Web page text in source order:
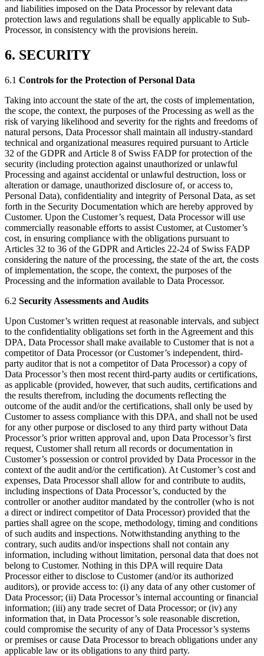
and liabilities imposed on the Data Processor by relevant data
protection laws and regulations shall be equally applicable to Sub-
Processor, in consistency with the provisions herein.
6. SECURITY
6.1 Controls for the Protection of Personal Data
Taking into account the state of the art, the costs of implementation,
the scope, the context, the purposes of the Processing as well as the
risk of varying likelihood and severity for the rights and freedoms of
natural persons, Data Processor shall maintain all industry-standard
technical and organizational measures required pursuant to Article
32 of the GDPR and Article 8 of Swiss FADP for protection of the
security (including protection against unauthorized or unlawful
Processing and against accidental or unlawful destruction, loss or
alteration or damage, unauthorized disclosure of, or access to,
Personal Data), confidentiality and integrity of Personal Data, as set
forth in the Security Documentation which are hereby approved by
Customer. Upon the Customer’s request, Data Processor will use
commercially reasonable efforts to assist Customer, at Customer’s
cost, in ensuring compliance with the obligations pursuant to
Articles 32 to 36 of the GDPR and Articles 22-24 of Swiss FADP
considering the nature of the processing, the state of the art, the costs
of implementation, the scope, the context, the purposes of the
Processing and the information available to Data Processor.
6.2 Security Assessments and Audits
Upon Customer’s written request at reasonable intervals, and subject
to the confidentiality obligations set forth in the Agreement and this
DPA, Data Processor shall make available to Customer that is not a
competitor of Data Processor (or Customer’s independent, third-
party auditor that is not a competitor of Data Processor) a copy of
Data Processor’s then most recent third-party audits or certifications,
as applicable (provided, however, that such audits, certifications and
the results therefrom, including the documents reflecting the
outcome of the audit and/or the certifications, shall only be used by
Customer to assess compliance with this DPA, and shall not be used
for any other purpose or disclosed to any third party without Data
Processor’s prior written approval and, upon Data Processor’s first
request, Customer shall return all records or documentation in
Customer’s possession or control provided by Data Processor in the
context of the audit and/or the certification). At Customer’s cost and
expenses, Data Processor shall allow for and contribute to audits,
including inspections of Data Processor’s, conducted by the
controller or another auditor mandated by the controller (who is not
a direct or indirect competitor of Data Processor) provided that the
parties shall agree on the scope, methodology, timing and conditions
of such audits and inspections. Notwithstanding anything to the
contrary, such audits and/or inspections shall not contain any
information, including without limitation, personal data that does not
belong to Customer. Nothing in this DPA will require Data
Processor either to disclose to Customer (and/or its authorized
auditors), or provide access to: (i) any data of any other customer of
Data Processor; (ii) Data Processor’s internal accounting or financial
information; (iii) any trade secret of Data Processor; or (iv) any
information that, in Data Processor’s sole reasonable discretion,
could compromise the security of any of Data Processor’s systems
or premises or cause Data Processor to breach obligations under any
applicable law or its obligations to any third party.